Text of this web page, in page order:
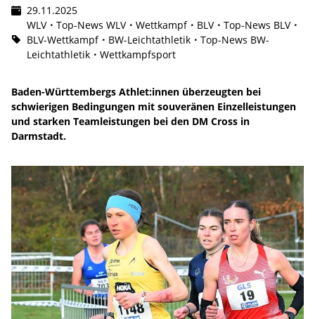
29.11.2025
WLV
Top-News WLV Wettkampf BLV
Top-News BLV
BLV-Wettkampf
BW-Leichtathletik
Top-News BW-
Leichtathletik
Wettkampfsport
Baden-Württembergs Athlet:innen überzeugten bei
schwierigen Bedingungen mit souveränen Einzelleistungen
und starken Teamleistungen bei den DM Cross in
Darmstadt.